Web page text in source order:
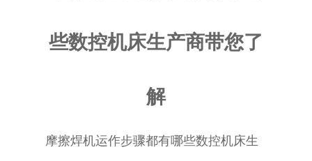
加工中心
些数控机床生产商带您了
解
摩擦焊机运作步骤都有哪些数控机床生